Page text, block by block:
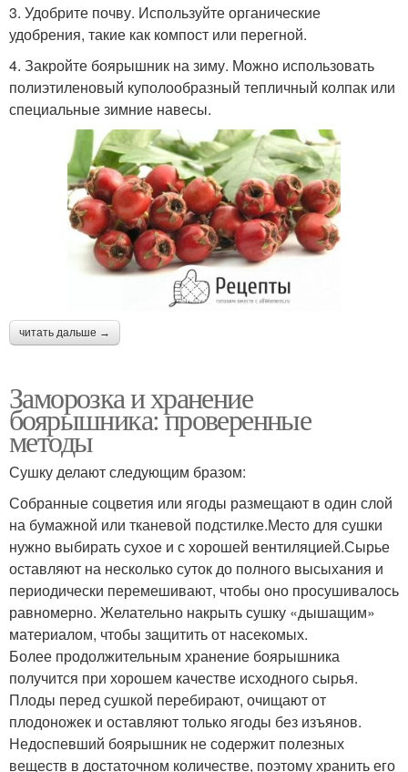
3. Удобрите почву. Используйте органические
удобрения, такие как компост или перегной.
4. Закройте боярышник на зиму. Можно использовать
полиэтиленовый куполообразный тепличный колпак или
специальные зимние навесы.
читать дальше →
Заморозка и хранение
боярышника: проверенные
методы
Сушку делают следующим бразом:
Собранные соцветия или ягоды размещают в один слой
на бумажной или тканевой подстилке.Место для сушки
нужно выбирать сухое и с хорошей вентиляцией.Сырье
оставляют на несколько суток до полного высыхания и
периодически перемешивают, чтобы оно просушивалось
равномерно. Желательно накрыть сушку «дышащим»
материалом, чтобы защитить от насекомых.
Более продолжительным хранение боярышника
получится при хорошем качестве исходного сырья.
Плоды перед сушкой перебирают, очищают от
плодоножек и оставляют только ягоды без изъянов.
Недоспевший боярышник не содержит полезных
веществ в достаточном количестве, поэтому хранить его